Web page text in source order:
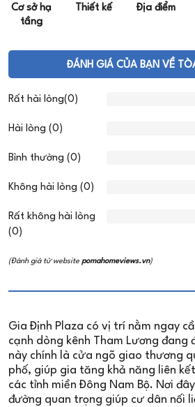
Cơ sở hạ
tầng
Thiết kế Địa điểm
ĐÁNH GIÁ CỦA BẠN VỀ
Rất hài lòng(0)
Hài lòng (0)
Bình thường (0)
Không hài lòng (0)
Rất không hài lòng
(0)
(Đánh giá từ website pomahomeviews.vn)
Gia Định Plaza có vị trí nằm ngay
cạnh dòng kênh Tham Lương đang
này chính là cửa ngõ giao thương
phố, giúp gia tăng khả năng liên
các tỉnh miền Đông Nam Bộ. Nơi
đường quan trọng giúp cư dân nối